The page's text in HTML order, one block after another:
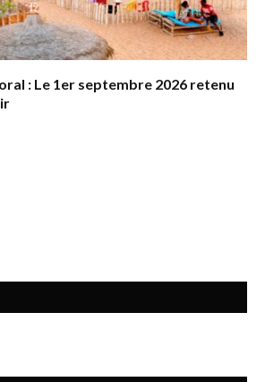
: Le 1er septembre 2026 retenu